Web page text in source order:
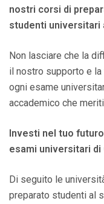
nostri corsi di
studenti universitari
Non lasciare che la
il nostro supporto e
ogni esame
accademico che
Investi nel tuo
esami universitari di
Di seguito le
preparato studenti al